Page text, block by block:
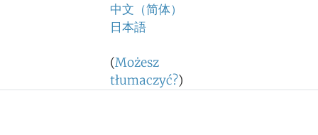
中文（简体）
日本語
(Możesz
tłumaczyć?)